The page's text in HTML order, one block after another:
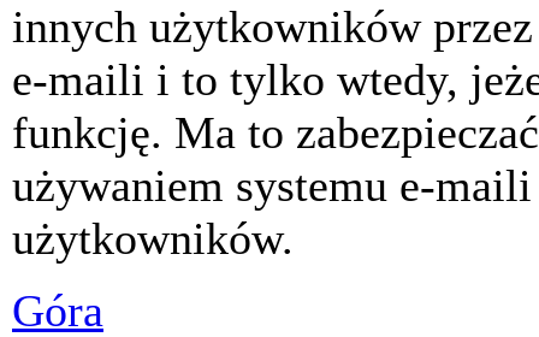
innych użytkowników
e-maili i to tylko wtedy,
funkcję. Ma to
używaniem systemu e-
użytkowników.
Góra